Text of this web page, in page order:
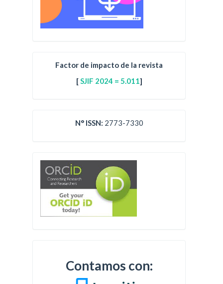
Factor de impacto de la revista
[ SJIF 2024 = 5.011]
N° ISSN: 2773-7330
Contamos con: